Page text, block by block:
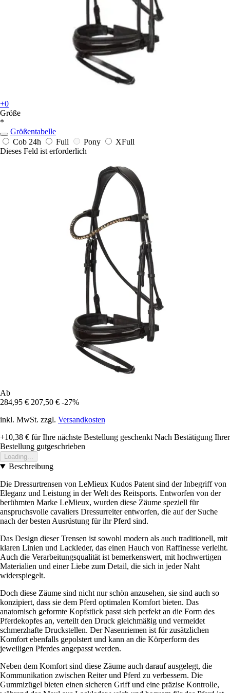
+0
Größe
*
Größentabelle
Cob 24h Full Pony
XFull
Dieses Feld ist erforderlich
Ab
284,95 € 207,50 € -27%
inkl. MwSt. zzgl. Versandkosten
+10,38 € für Ihre nächste Bestellung geschenkt Nach Bestätigung Ihrer
Bestellung gutgeschrieben
Loading...
Beschreibung
Die Dressurtrensen von LeMieux Kudos Patent sind der Inbegriff von
Eleganz und Leistung in der Welt des Reitsports. Entworfen von der
berühmten Marke LeMieux, wurden diese Zäume speziell für
anspruchsvolle cavaliers Dressurreiter entworfen, die auf der Suche
nach der besten Ausrüstung für ihr Pferd sind.
Das Design dieser Trensen ist sowohl modern als auch traditionell, mit
klaren Linien und Lackleder, das einen Hauch von Raffinesse verleiht.
Auch die Verarbeitungsqualität ist bemerkenswert, mit hochwertigen
Materialien und einer Liebe zum Detail, die sich in jeder Naht
widerspiegelt.
Doch diese Zäume sind nicht nur schön anzusehen, sie sind auch so
konzipiert, dass sie dem Pferd optimalen Komfort bieten. Das
anatomisch geformte Kopfstück passt sich perfekt an die Form des
Pferdekopfes an, verteilt den Druck gleichmäßig und vermeidet
schmerzhafte Druckstellen. Der Nasenriemen ist für zusätzlichen
Komfort ebenfalls gepolstert und kann an die Körperform des
jeweiligen Pferdes angepasst werden.
Neben dem Komfort sind diese Zäume auch darauf ausgelegt, die
Kommunikation zwischen Reiter und Pferd zu verbessern. Die
Gummizügel bieten einen sicheren Griff und eine präzise Kontrolle,